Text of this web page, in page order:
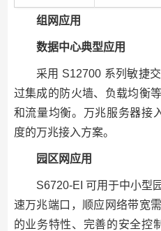
组网应用
数据中心典型应用
采用 S12700 系列敏捷
过集成的防火墙、负载均衡
和流量均衡。万兆服务器接
度的万兆接入方案。
园区网应用
S6720-EI 可用于中小型
速万兆端口，顺应网络带宽
的业务特性、完善的安全控